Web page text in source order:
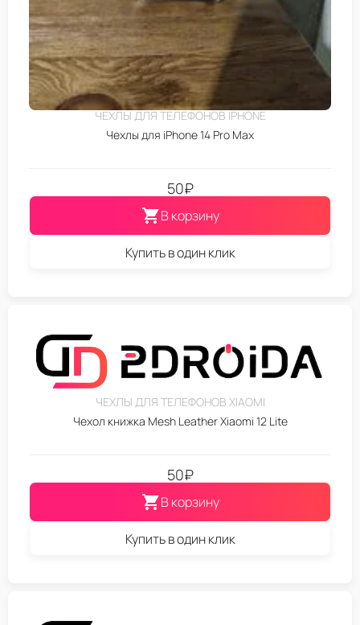
ЧЕХЛЫ ДЛЯ ТЕЛЕФОНОВ IPHONE
Чехлы для iPhone 14 Pro Max
50₽
В корзину
Купить в один клик
ЧЕХЛЫ ДЛЯ ТЕЛЕФОНОВ XIAOMI
Чехол книжка Mesh Leather Xiaomi 12 Lite
50₽
В корзину
Купить в один клик